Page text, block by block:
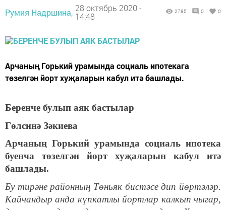
Румия Надршина, 28 октябрь 2020 -
14:48
2785 0 0
Арчаның Горький урамында социаль ипотекага
төзелгән йорт хуҗаларын кабул итә башлады.
Беренче булып аяк бастылар
Гөлсинә Зәкиева
Арчаның Горький урамында социаль ипотека
буенча төзелгән йорт хуҗаларын кабул итә
башлады.
Бу тирәне районның Төньяк бистәсе дип йөртәләр.
Кайчандыр анда күпкатлы йортлар калкып чыгар,